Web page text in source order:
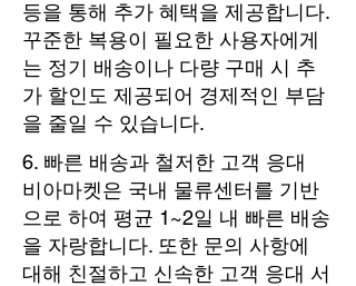
등을 통해 추가 혜택을 제공합니다.
꾸준한 복용이 필요한 사용자에게
는 정기 배송이나 다량 구매 시 추
가 할인도 제공되어 경제적인 부담
을 줄일 수 있습니다.
6. 빠른 배송과 철저한 고객 응대
비아마켓은 국내 물류센터를 기반
으로 하여 평균 1~2일 내 빠른 배송
을 자랑합니다. 또한 문의 사항에
대해 친절하고 신속한 고객 응대 서